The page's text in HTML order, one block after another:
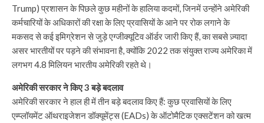
Trump) प्रशासन के पिछले कुछ महीनों के हालिया कदमों, जिनमें उन्होंने अमेरिकी
कर्मचारियों के अधिकारों की रक्षा के लिए प्रवासियों के आने पर रोक लगाने के
मकसद से कई इमिग्रेशन से जुड़े एग्जीक्यूटिव ऑर्डर जारी किए हैं, का सबसे ज़्यादा
असर भारतीयों पर पड़ने की संभावना है, क्योंकि 2022 तक संयुक्त राज्य अमेरिका में
लगभग 4.8 मिलियन भारतीय अमेरिकी रहते थे।
अमेरिकी सरकार ने किए 3 बड़े बदलाव
अमेरिकी सरकार ने हाल ही में तीन बड़े बदलाव किए हैं: कुछ प्रवासियों के लिए
एम्प्लॉयमेंट ऑथराइजेशन डॉक्यूमेंट्स (EADs) के ऑटोमैटिक एक्सटेंशन को खत्म